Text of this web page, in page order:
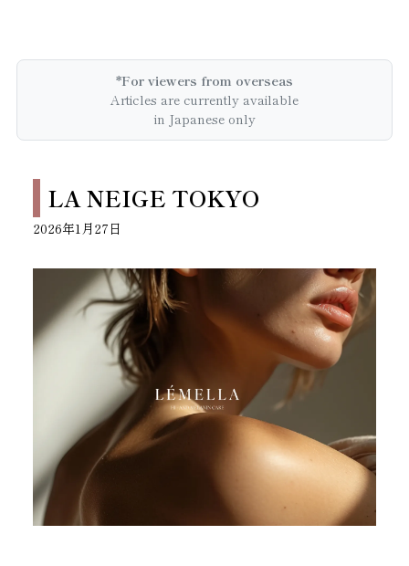
*For viewers from overseas
Articles are currently available
in Japanese only
LA NEIGE TOKYO
2026年1月27日